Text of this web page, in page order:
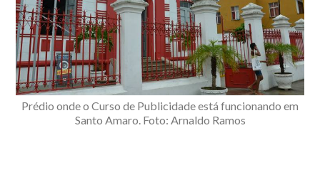
Prédio onde o Curso de Publicidade está funcionando em
Santo Amaro. Foto: Arnaldo Ramos